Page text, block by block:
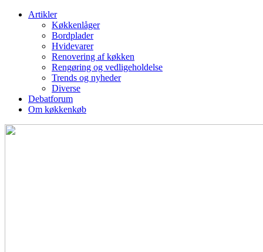
Artikler
Køkkenlåger
Bordplader
Hvidevarer
Renovering af køkken
Rengøring og vedligeholdelse
Trends og nyheder
Diverse
Debatforum
Om køkkenkøb